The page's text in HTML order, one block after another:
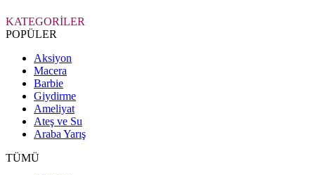
KATEGORİLER
POPÜLER
Aksiyon
Macera
Barbie
Giydirme
Ameliyat
Ateş ve Su
Araba Yarış
TÜMÜ